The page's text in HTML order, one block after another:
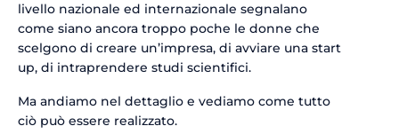
livello nazionale ed internazionale segnalano
come siano ancora troppo poche le donne che
scelgono di creare un’impresa, di avviare una start
up, di intraprendere studi scientifici.
Ma andiamo nel dettaglio e vediamo come tutto
ciò può essere realizzato.